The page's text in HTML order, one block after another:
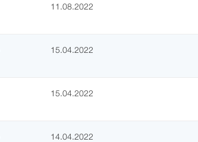
11.08.2022
15.04.2022
15.04.2022
14.04.2022